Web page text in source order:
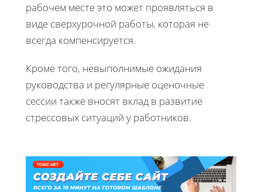
рабочем месте это может проявляться в
виде сверхурочной работы, которая не
всегда компенсируется.
Кроме того, невыполнимые ожидания
руководства и регулярные оценочные
сессии также вносят вклад в развитие
стрессовых ситуаций у работников.